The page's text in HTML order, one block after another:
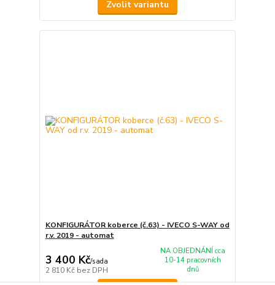
Zvolit variantu
KONFIGURÁTOR koberce (č.63) - IVECO S-WAY od
r.v. 2019 - automat
3 400 Kč/sada
2 810 Kč bez DPH
NA OBJEDNÁNÍ cca
10-14 pracovních
dnů